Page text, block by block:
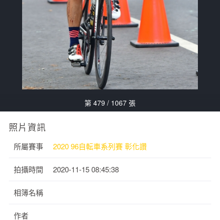
第 479 / 1067 張
照片資訊
所屬賽事 2020 96自転車系列賽 彰化讚
拍攝時間 2020-11-15 08:45:38
相簿名稱
作者